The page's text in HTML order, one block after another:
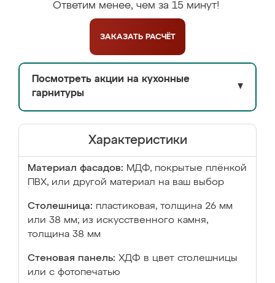
Ответим менее, чем за 15 минут!
ЗАКАЗАТЬ РАСЧЁТ
Посмотреть акции на кухонные
гарнитуры
▼
Характеристики
Материал фасадов: МДФ, покрытые плёнкой
ПВХ, или другой материал на ваш выбор
Столешница: пластиковая, толщина 26 мм
или 38 мм; из искусственного камня,
толщина 38 мм
Стеновая панель: ХДФ в цвет столешницы
или с фотопечатью